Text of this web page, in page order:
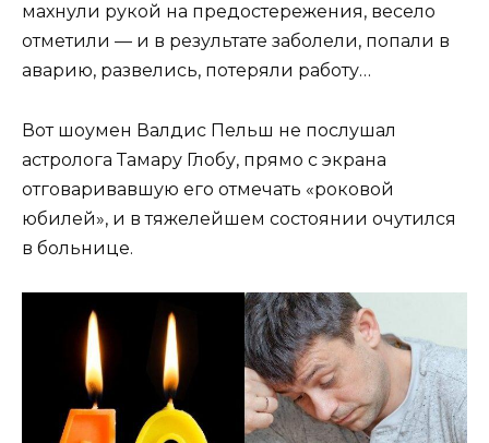
махнули рукой на предостережения, весело
отметили — и в результате заболели, попали в
аварию, развелись, потеряли работу…
Вот шоумен Валдис Пельш не послушал
астролога Тамару Глобу, прямо с экрана
отговаривавшую его отмечать «роковой
юбилей», и в тяжелейшем состоянии очутился
в больнице.